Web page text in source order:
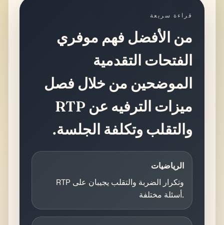
قراءة سريعة
من الأفضل فهم موفري
الفتحات التقدمية
الموضحين من خلال فصل
ميزات الترفيه عن RTP
والتقلب وتكلفة الجلسة.
الرياضيات
RTP وتكرار الضربة والتقلب يجيبان على
أسئلة مختلفة.